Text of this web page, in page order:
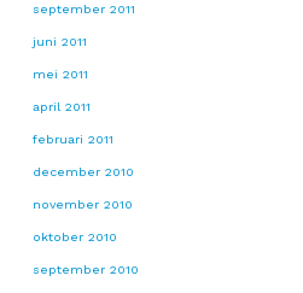
september 2011
juni 2011
mei 2011
april 2011
februari 2011
december 2010
november 2010
oktober 2010
september 2010